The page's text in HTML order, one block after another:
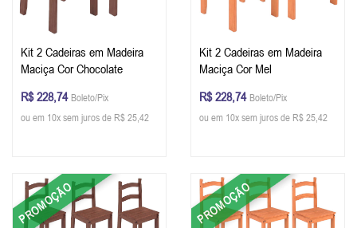
Kit 2 Cadeiras em Madeira
Maciça Cor Chocolate
R$ 228,74 Boleto/Pix
ou em 10x sem juros de R$ 25,42
Kit 2 Cadeiras em Madeira
Maciça Cor Mel
R$ 228,74 Boleto/Pix
ou em 10x sem juros de R$ 25,42
PROMOÇÃO PROMOÇÃO